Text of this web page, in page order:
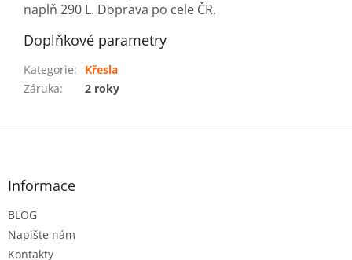
naplň 290 L. Doprava po cele ČR.
Doplňkové parametry
Kategorie:
Křesla
Záruka: 2 roky
Z
Informace
BLOG
Napište nám
Kontakty